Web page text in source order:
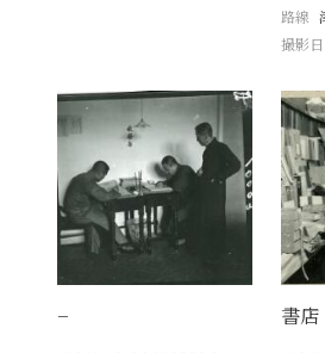
路線
撮影日
− 書